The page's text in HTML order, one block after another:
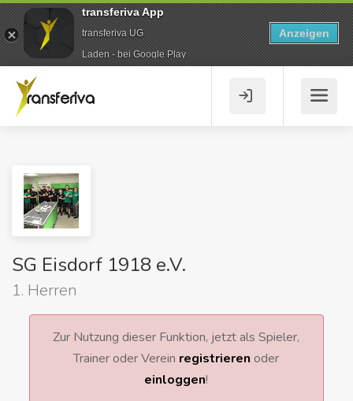
SG Eisdorf 1918 e.V.
1. Herren
Zur Nutzung dieser Funktion, jetzt als Spieler,
Trainer oder Verein registrieren oder
einloggen!
transferiva App
transferiva UG
Laden - bei Google Play
Anzeigen